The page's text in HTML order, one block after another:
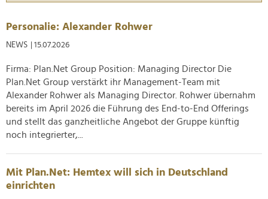
Personalie: Alexander Rohwer
NEWS | 15.07.2026
Firma: Plan.Net Group Position: Managing Director Die
Plan.Net Group verstärkt ihr Management-Team mit
Alexander Rohwer als Managing Director. Rohwer übernahm
bereits im April 2026 die Führung des End-to-End Offerings
und stellt das ganzheitliche Angebot der Gruppe künftig
noch integrierter,...
Mit Plan.Net: Hemtex will sich in Deutschland
einrichten